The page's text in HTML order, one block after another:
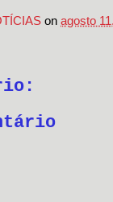
on agosto